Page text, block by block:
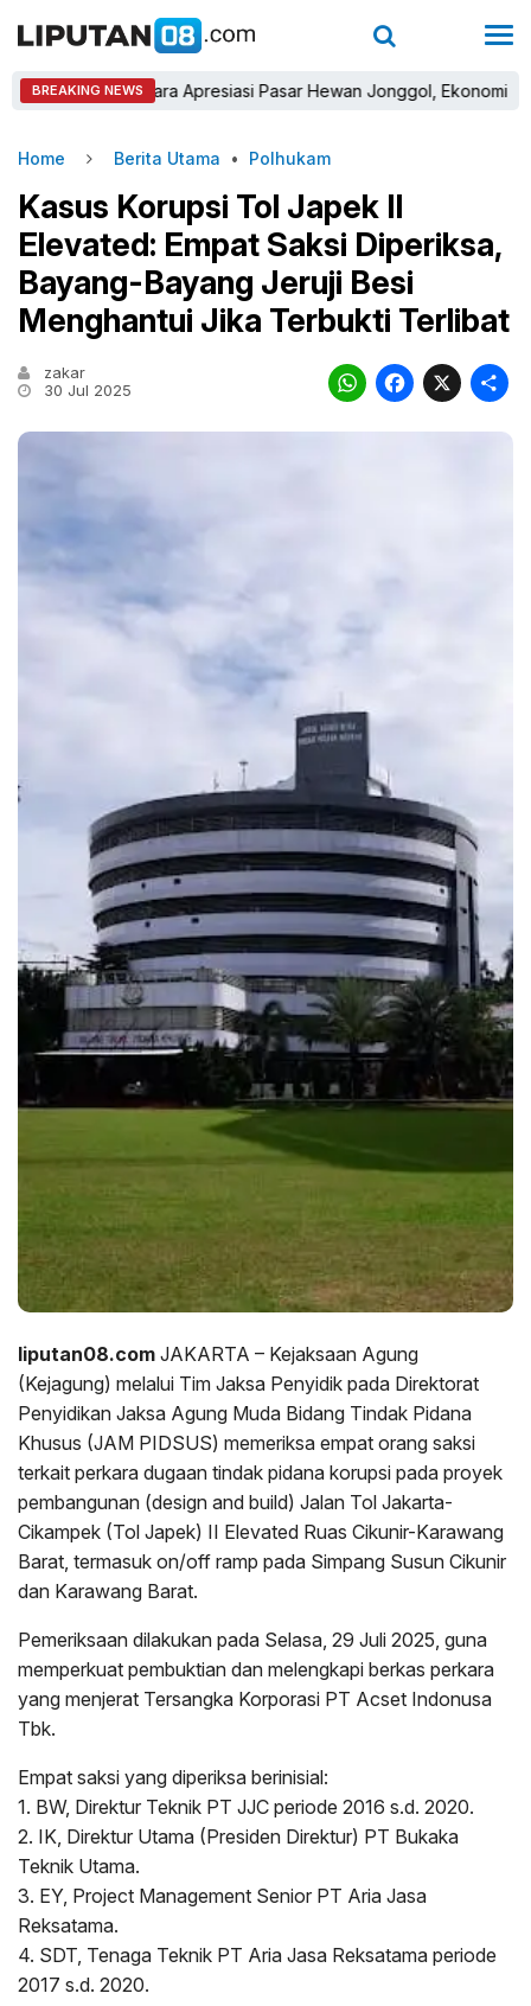
BREAKING NEWS
Winara Apresiasi Pasar Hewan Jonggol, Ekonomi Peternak
Home Berita Utama • Polhukam
Kasus Korupsi Tol Japek II
Elevated: Empat Saksi Diperiksa,
Bayang-Bayang Jeruji Besi
Menghantui Jika Terbukti Terlibat
zakar
30 Jul 2025
X
liputan08.com JAKARTA – Kejaksaan Agung
(Kejagung) melalui Tim Jaksa Penyidik pada Direktorat
Penyidikan Jaksa Agung Muda Bidang Tindak Pidana
Khusus (JAM PIDSUS) memeriksa empat orang saksi
terkait perkara dugaan tindak pidana korupsi pada proyek
pembangunan (design and build) Jalan Tol Jakarta-
Cikampek (Tol Japek) II Elevated Ruas Cikunir-Karawang
Barat, termasuk on/off ramp pada Simpang Susun Cikunir
dan Karawang Barat.
Pemeriksaan dilakukan pada Selasa, 29 Juli 2025, guna
memperkuat pembuktian dan melengkapi berkas perkara
yang menjerat Tersangka Korporasi PT Acset Indonusa
Tbk.
Empat saksi yang diperiksa berinisial:
1. BW, Direktur Teknik PT JJC periode 2016 s.d. 2020.
2. IK, Direktur Utama (Presiden Direktur) PT Bukaka
Teknik Utama.
3. EY, Project Management Senior PT Aria Jasa
Reksatama.
4. SDT, Tenaga Teknik PT Aria Jasa Reksatama periode
2017 s.d. 2020.